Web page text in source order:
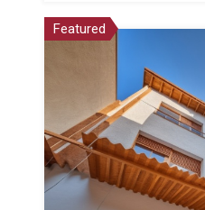
Featured